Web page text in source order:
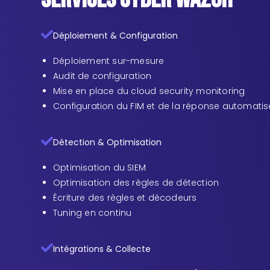
Déploiement & Configuration
Déploiement sur-mesure
Audit de configuration
Mise en place du cloud security monitoring
Configuration du FIM et de la réponse
Détection & Optimisation
Optimisation du SIEM
Optimisation des règles de détection
Écriture des règles et décodeurs
Tuning en continu
Intégrations & Collecte